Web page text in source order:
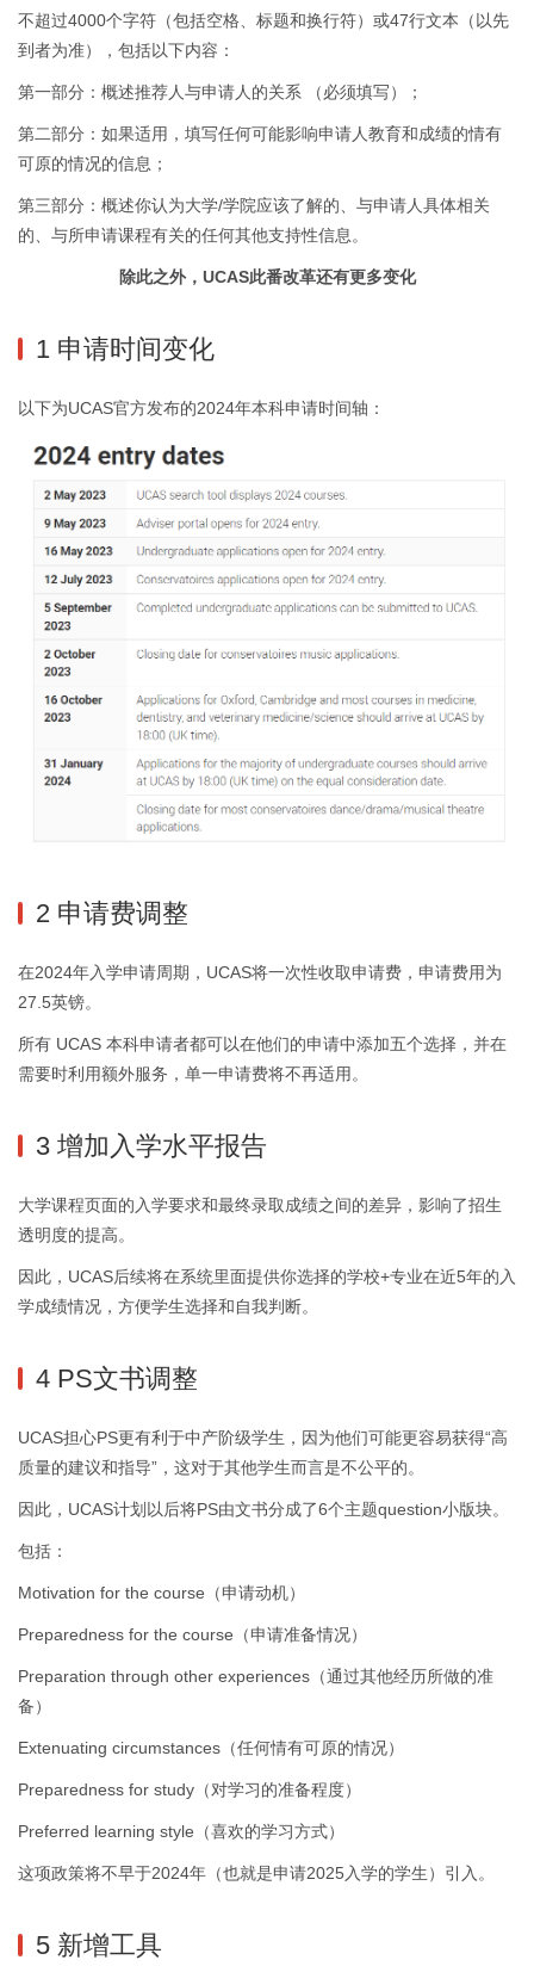
不超过4000个字符（包括空格、标题和换行符）或47行文本（以先
到者为准），包括以下内容：
第一部分：概述推荐人与申请人的关系 （必须填写）；
第二部分：如果适用，填写任何可能影响申请人教育和成绩的情有
可原的情况的信息；
第三部分：概述你认为大学/学院应该了解的、与申请人具体相关
的、与所申请课程有关的任何其他支持性信息。
除此之外，UCAS此番改革还有更多变化
1 申请时间变化
以下为UCAS官方发布的2024年本科申请时间轴：
2 申请费调整
在2024年入学申请周期，UCAS将一次性收取申请费，申请费用为
27.5英镑。
所有 UCAS 本科申请者都可以在他们的申请中添加五个选择，并在
需要时利用额外服务，单一申请费将不再适用。
3 增加入学水平报告
大学课程页面的入学要求和最终录取成绩之间的差异，影响了招生
透明度的提高。
因此，UCAS后续将在系统里面提供你选择的学校+专业在近5年的入
学成绩情况，方便学生选择和自我判断。
4 PS文书调整
UCAS担心PS更有利于中产阶级学生，因为他们可能更容易获得“高
质量的建议和指导”，这对于其他学生而言是不公平的。
因此，UCAS计划以后将PS由文书分成了6个主题question小版块。
包括：
Motivation for the course（申请动机）
Preparedness for the course（申请准备情况）
Preparation through other experiences（通过其他经历所做的准
备）
Extenuating circumstances（任何情有可原的情况）
Preparedness for study（对学习的准备程度）
Preferred learning style（喜欢的学习方式）
这项政策将不早于2024年（也就是申请2025入学的学生）引入。
5 新增工具